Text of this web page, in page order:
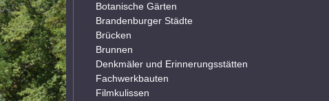
Botanische Gärten
Brandenburger Städte
Brücken
Brunnen
Denkmäler und Erinnerungsstätten
Fachwerkbauten
Filmkulissen